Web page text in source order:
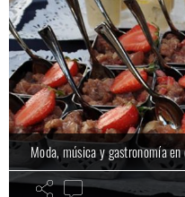
Moda, música y gastronomía